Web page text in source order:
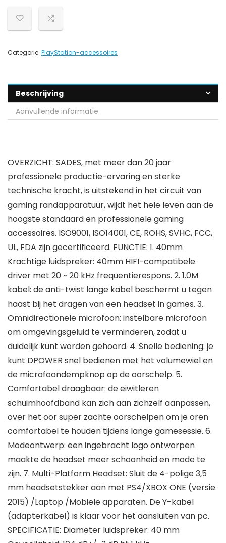
Categorie: PlayStation-accessoires
Beschrijving
Aanvullende informatie
OVERZICHT: SADES, met meer dan 20 jaar
professionele productie-ervaring en sterke
technische kracht, is uitstekend in het circuit van
gaming randapparatuur, wijdt het hele leven aan de
hoogste standaard en professionele gaming
accessoires. ISO9001, ISO14001, CE, ROHS, SVHC, FCC,
UL, FDA zijn gecertificeerd. FUNCTIE: 1. 40mm
Krachtige luidspreker: 40mm HIFI-compatibele
driver met 20 ~ 20 kHz frequentierespons. 2. 1.0M
kabel: de anti-twist lange kabel beschermt u tegen
haast bij het dragen van een headset in games. 3.
Omnidirectionele microfoon: instelbare microfoon
om omgevingsgeluid te verminderen, zodat u
duidelijk kunt worden gehoord. 4. Snelle bediening: je
kunt DPOWER snel bedienen met het volumewiel en
de microfoondempknop op de oorschelp. 5.
Comfortabel draagbaar: de eiwitleren
schuimhoofdband kan zich aan zichzelf aanpassen,
over het oor super zachte oorschelpen om je oren
comfortabel te houden tijdens lange gamesessie. 6.
Modeontwerp: een ingebracht logo ontworpen
maakte de headset meer schoonheid en mode te
zijn. 7. Multi-Platform Headset: Sluit de 4-polige 3,5
mm headsetstekker aan met PS4/XBOX ONE (versie
2015) /Laptop /Mobiele apparaten. De Y-kabel
(adapterkabel) is klaar voor het aansluiten van pc.
SPECIFICATIE: Diameter luidspreker: 40 mm